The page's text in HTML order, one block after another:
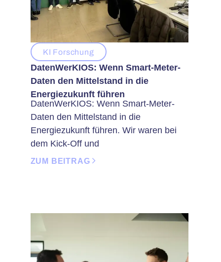
KI Forschung
DatenWerKIOS: Wenn Smart-Meter-
Daten den Mittelstand in die
Energiezukunft führen
DatenWerKIOS: Wenn Smart-Meter-
Daten den Mittelstand in die
Energiezukunft führen. Wir waren bei
dem Kick-Off und
ZUM BEITRAG